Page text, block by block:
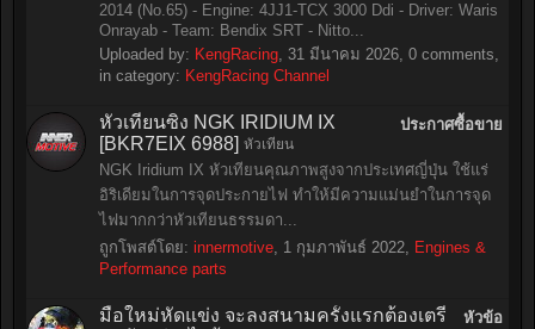
2014 (No.65) - Engine: 4JJ1-TCX 3000 Ddi - Driver: Waris
Onrayab - Team: Bendix SRT - Nitto...
Uploaded by: KengRacing, 31 มีนาคม 2026, 0 comments,
in category: KengRacing Channel
ประกาศซื้อขาย
หัวเทียนซิ่ง NGK IRIDIUM IX
[BKR7EIX 6988] หัวเทียน
NGK Iridium IX หัวเทียนคุณภาพสูงจากประเทศญี่ปุ่น ใช้แร่
อิริเดียมในการจุดประกายไฟ ทำให้มีความแม่นยำในการจุด
ไฟมากกว่าหัวเทียนธรรมดา...
ถูกโพสต์โดย: innermotive, 1 กุมภาพันธ์ 2022, Engines &
Performance parts
หัวข้อ
มือใหม่หัดแข่ง จะลงสนามครั้งแรกต้องเตรี